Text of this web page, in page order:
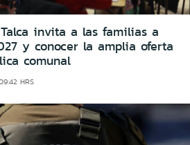
invita a las familias a
y conocer la amplia oferta
comunal
HRS